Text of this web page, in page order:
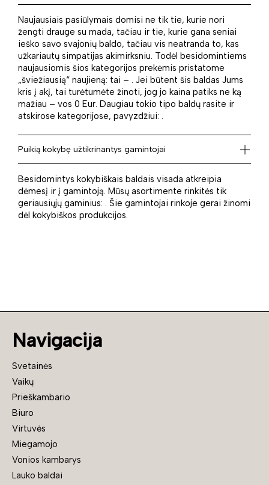
Naujausiais pasiūlymais domisi ne tik tie, kurie nori
žengti drauge su mada, tačiau ir tie, kurie gana seniai
ieško savo svajonių baldo, tačiau vis neatranda to, kas
užkariautų simpatijas akimirksniu. Todėl besidomintiems
naujausiomis šios kategorijos prekėmis pristatome
„šviežiausią“ naujieną: tai – . Jei būtent šis baldas Jums
kris į akį, tai turėtumėte žinoti, jog jo kaina patiks ne ką
mažiau – vos 0 Eur. Daugiau tokio tipo baldų rasite ir
atskirose kategorijose, pavyzdžiui: .
Puikią kokybę užtikrinantys gamintojai
Besidomintys kokybiškais baldais visada atkreipia
dėmesį ir į gamintoją. Mūsų asortimente rinkitės tik
geriausiųjų gaminius: . Šie gamintojai rinkoje gerai žinomi
dėl kokybiškos produkcijos.
Navigacija
Svetainės
Vaikų
Prieškambario
Biuro
Virtuvės
Miegamojo
Vonios kambarys
Lauko baldai